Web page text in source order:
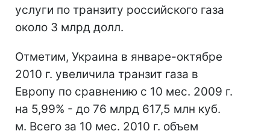
услуги по транзиту российского газа
около 3 млрд долл.
Отметим, Украина в январе-октябре
2010 г. увеличила транзит газа в
Европу по сравнению с 10 мес. 2009 г.
на 5,99% - до 76 млрд 617,5 млн куб.
м. Всего за 10 мес. 2010 г. объем